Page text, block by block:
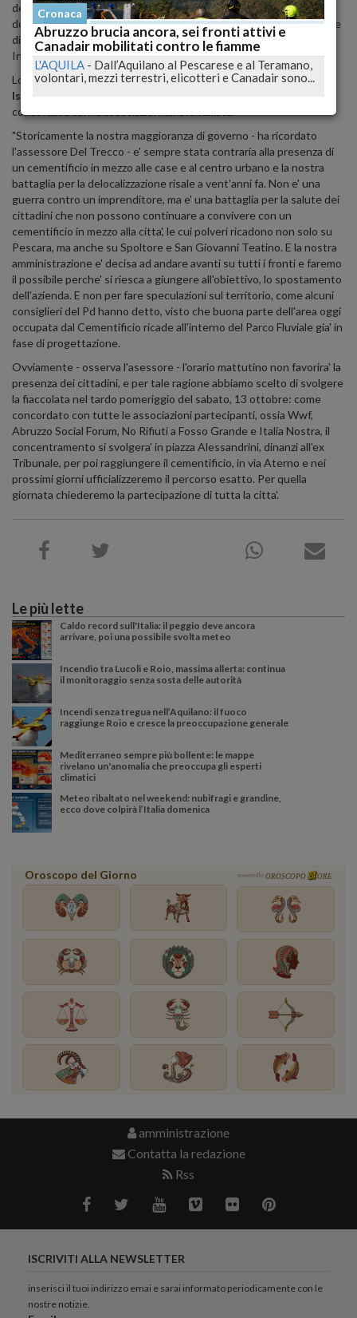
dell'esito della conferenza dei servizi e dei pareri degli altri enti,
dopo quello non favorevole gia' espresso formalmente dal Comune
di Pescara in merito alla richiesta di rinnovo dell'Autorizzazione
Integrata Ambientale".
Lo ha detto l'assessore all'Ambiente del Comune di Pescara
Isabella Del Trecco
concordate con le associazioni ambientaliste.
"Storicamente la nostra maggioranza di governo - ha ricordato
l'assessore Del Trecco - e' sempre stata contraria alla presenza di
un cementificio in mezzo alle case e al centro urbano e la nostra
battaglia per la delocalizzazione risale a vent'anni fa. Non e' una
guerra contro un imprenditore, ma e' una battaglia per la salute dei
cittadini che non possono continuare a convivere con un
cementificio in mezzo alla citta', le cui polveri ricadono non solo su
Pescara, ma anche su Spoltore e San Giovanni Teatino. E la nostra
amministrazione e' decisa ad andare avanti su tutti i fronti e faremo
il possibile perche' si riesca a giungere all'obiettivo, lo spostamento
dell'azienda. E non per fare speculazioni sul territorio, come alcuni
consiglieri del Pd hanno detto, visto che buona parte dell'area oggi
occupata dal Cementificio ricade all'interno del Parco Fluviale gia' in
fase di progettazione.
Ovviamente - osserva l'asessore - l'orario mattutino non favorira' la
presenza dei cittadini, e per tale ragione abbiamo scelto di svolgere
la fiaccolata nel tardo pomeriggio del sabato, 13 ottobre: come
concordato con tutte le associazioni partecipanti, ossia Wwf,
Abruzzo Social Forum, No Rifiuti a Fosso Grande e Italia Nostra, il
concentramento si svolgera' in piazza Alessandrini, dinanzi all'ex
Tribunale, per poi raggiungere il cementificio, in via Aterno e nei
prossimi giorni ufficializzeremo il percorso esatto. Per quella
giornata chiederemo la partecipazione di tutta la citta'.
Le più lette
Caldo record sull'Italia: il peggio deve ancora
arrivare, poi una possibile svolta meteo
Incendio tra Lucoli e Roio, massima allerta: continua
il monitoraggio senza sosta delle autorità
Incendi senza tregua nell’Aquilano: il fuoco
raggiunge Roio e cresce la preoccupazione generale
Mediterraneo sempre più bollente: le mappe
rivelano un'anomalia che preoccupa gli esperti
climatici
Meteo ribaltato nel weekend: nubifragi e grandine,
ecco dove colpirà l’Italia domenica
Oroscopo del Giorno powered by OROSCOPO ORE
amministrazione
Contatta la redazione
Rss
ISCRIVITI ALLA NEWSLETTER
inserisci il tuoi indirizzo emai e sarai informato periodicamente con le
nostre notizie.
Cronaca
Abruzzo brucia ancora, sei fronti attivi e
Canadair mobilitati contro le fiamme
L'AQUILA - Dall’Aquilano al Pescarese e al Teramano,
volontari, mezzi terrestri, elicotteri e Canadair sono...